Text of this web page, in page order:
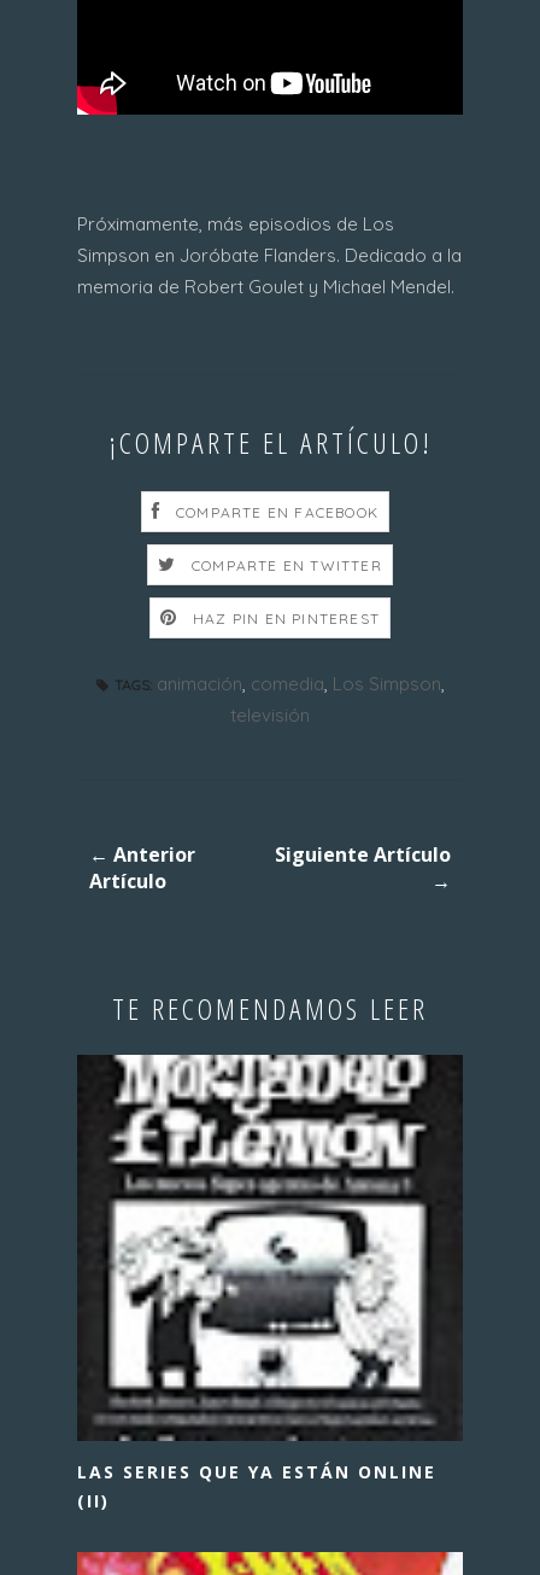
Próximamente, más episodios de Los
Simpson en Joróbate Flanders. Dedicado a la
memoria de Robert Goulet y Michael Mendel.
¡COMPARTE EL ARTÍCULO!
COMPARTE EN FACEBOOK
COMPARTE EN TWITTER
HAZ PIN EN PINTEREST
TAGS: animación, comedia, Los Simpson,
televisión
← Anterior
Artículo
Siguiente Artículo
→
TE RECOMENDAMOS LEER
LAS SERIES QUE YA ESTÁN ONLINE
(II)